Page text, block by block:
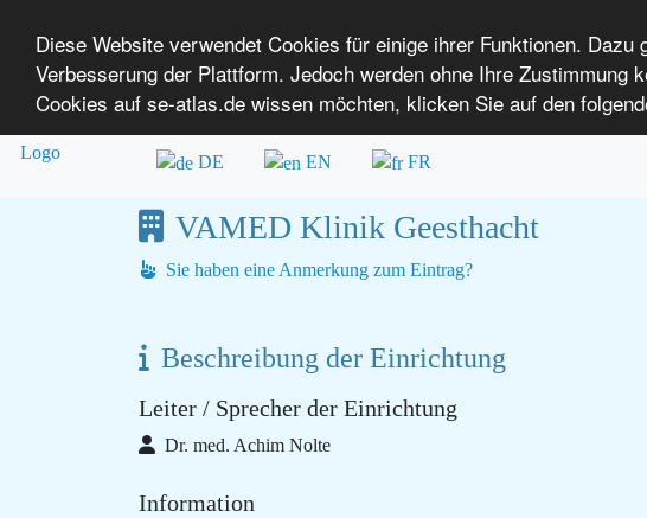
Diese Website verwendet Cookies für einige ihrer Funktionen.
Verbesserung der Plattform. Jedoch werden ohne Ihre
Cookies auf se-atlas.de wissen möchten, klicken Sie auf den
SE-ATLAS
Versorgungsatlas für Menschen mit
Überblick über Einrichtungen Über uns Anmelden
DE EN FR
VAMED Klinik Geesthacht
Sie haben eine Anmerkung zum Eintrag?
Beschreibung der Einrichtung
Leiter / Sprecher der Einrichtung
Dr. med. Achim Nolte
Information